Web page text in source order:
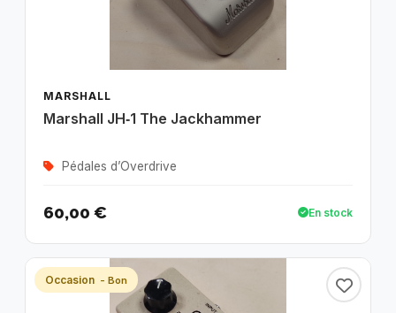
MARSHALL
Marshall JH‑1 The Jackhammer
Pédales d’Overdrive
60,00 € En stock
Occasion - Bon